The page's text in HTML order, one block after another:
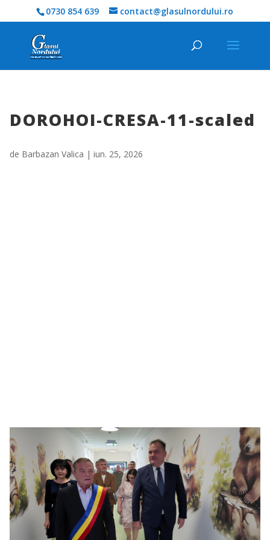
0730 854 639 contact@glasulnordului.ro
DOROHOI-CRESA-11-scaled
de Barbazan Valica | iun. 25, 2026